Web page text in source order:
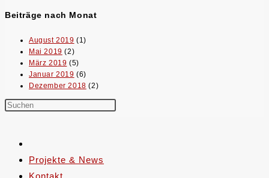
Beiträge nach Monat
August 2019 (1)
Mai 2019 (2)
März 2019 (5)
Januar 2019 (6)
Dezember 2018 (2)
Projekte & News